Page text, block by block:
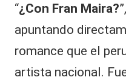
“¿Con Fran Maira?
apuntando
romance que el
artista nacional.